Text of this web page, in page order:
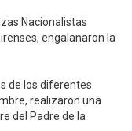
Nacionalistas
engalanaron la
de los diferentes
realizaron una
del Padre de la